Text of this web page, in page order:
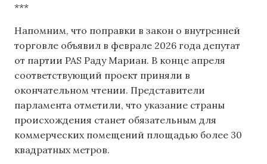
***
Напомним, что поправки в закон о внутренней
торговле объявил ​​в феврале 2026 года депутат
от партии PAS Раду Мариан. В конце апреля
соответствующий проект приняли в
окончательном чтении. Представители
парламента отметили, что указание страны
происхождения станет обязательным для
коммерческих помещений площадью более 30
квадратных метров.